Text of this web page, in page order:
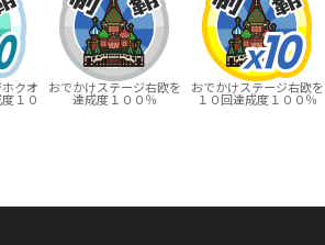
クオ
１０
おでかけステージ右欧を
達成度１００％
おでかけステージ右欧を
１０回達成度１００％